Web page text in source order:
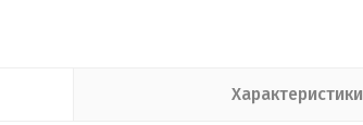
Характеристики